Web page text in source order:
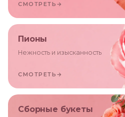
СМОТРЕТЬ →
Пионы
Нежность и изысканность
СМОТРЕТЬ →
Сборные букеты